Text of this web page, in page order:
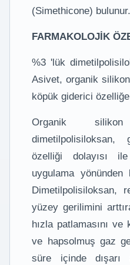
(Simethicone) bulunur.
FARMAKOLOJİK
%3 'lük
Asivet, organik
köpük giderici
Organik
özelliği dolayısı
uygulama yönünden
Dimetilpolisiloksan,
yüzey gerilimini
hızla patlamasını
ve hapsolmuş gaz
süre içinde dışarı